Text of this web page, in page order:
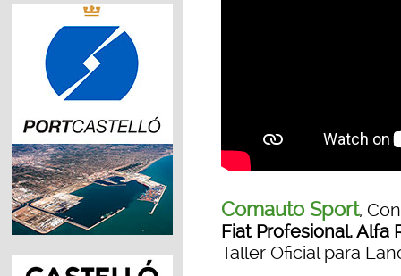
Comauto Sport,
Fiat Profesional, Alfa
Taller Oficial para